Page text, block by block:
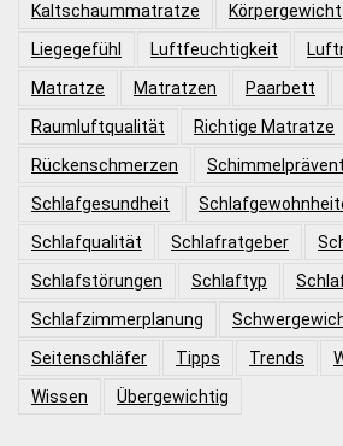
Kaltschaummatratze
Körpergewicht
Liegegefühl
Luftfeuchtigkeit
Matratze
Matratzen Paarbett
Raumluftqualität
Richtige Matratze
Rückenschmerzen
Schlafgesundheit
Schlafqualität
Schlafratgeber
Schlafstörungen
Schlaftyp
Schlafzimmerplanung
Seitenschläfer
Tipps Trends
Wissen
Übergewichtig